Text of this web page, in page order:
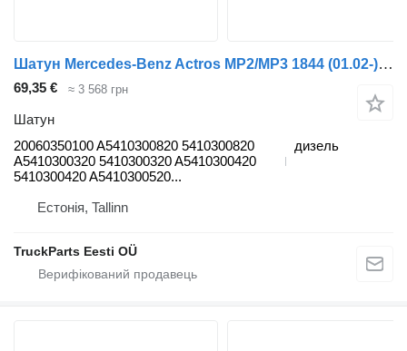
Шатун Mercedes-Benz Actros MP2/MP3 1844 (01.02-) 20060350100 до тягача Mercedes-Benz Actros, Axor MP1, MP2, MP3 (1996-2014)
69,35 € ≈ 3 568 грн
Шатун
20060350100 A5410300820 5410300820
A5410300320 5410300320 A5410300420
5410300420 A5410300520...
дизель
Естонія, Tallinn
TruckParts Eesti OÜ